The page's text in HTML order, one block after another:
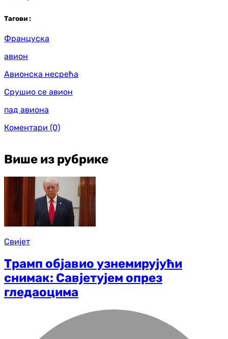
Тагови :
Француска
авион
Авионска несрећа
Срушио се авион
пад авиона
Коментари (0)
Више из рубрике
Свијет
Трамп објавио узнемирујући
снимак: Савјетујем опрез
гледаоцима